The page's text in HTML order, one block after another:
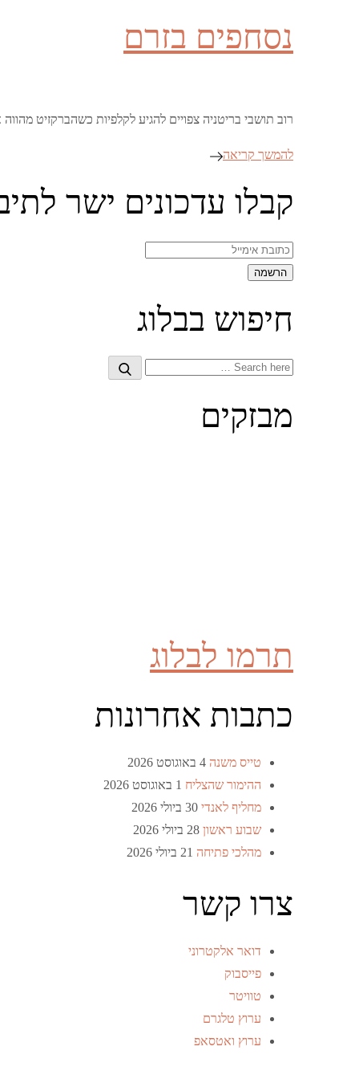
נסחפים בזרם
רוב תושבי בריטניה צפויים להגיע לקלפיות כשהברקזיט
להמשך קריאה
קבלו עדכונים ישר
חיפוש בבלוג
Search
Search
מבזקים
תרמו לבלוג
כתבות אחרונות
טייס משנה 4 באוגוסט 2026
ההימור שהצליח 1 באוגוסט 2026
מחליף לאנדי 30 ביולי 2026
שבוע ראשון 28 ביולי 2026
מהלכי פתיחה 21 ביולי 2026
צרו קשר
דואר אלקטרוני
פייסבוק
טוויטר
ערוץ טלגרם
ערוץ ואטסאפ